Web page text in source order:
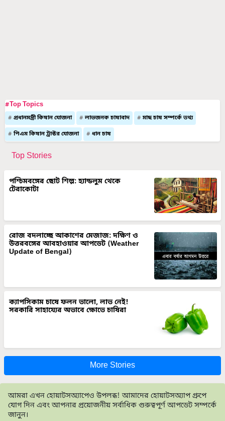
#Top Topics
প্রধানমন্ত্রী কিষান যোজনা লাভজনক চাষাবাদ মাছ চাষ সম্পর্কে তথ্য
পিএম কিষান ট্রাক্টর যোজনা ধান চাষ
Top Stories
পশ্চিমবঙ্গের ছোট শিল্প: হ্যান্ডলুম থেকে
টেরাকোটা
রোজ বদলাচ্ছে আকাশের মেজাজ: দক্ষিণ ও
উত্তরবঙ্গের আবহাওয়ার আপডেট (Weather
Update of Bengal)
ক্যাপসিকাম চাষে ফলন ভালো, লাভ নেই!
সরকারি সাহায্যের অভাবে ক্ষোভে চাষিরা
More Stories
আমরা এখন হোয়াটসঅ্যাপেও উপলব্ধ! আমাদের হোয়াটসঅ্যাপ গ্রুপে
যোগ দিন এবং আপনার প্রয়োজনীয় সর্বাধিক গুরুত্বপূর্ণ আপডেট সম্পর্কে
জানুন।